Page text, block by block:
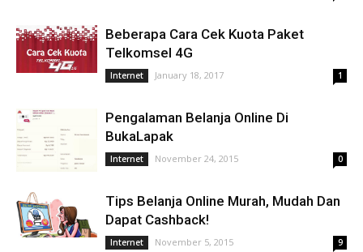
Beberapa Cara Cek Kuota Paket
Telkomsel 4G
Internet January 18, 2017 1
Pengalaman Belanja Online Di
BukaLapak
Internet November 24, 2015 0
Tips Belanja Online Murah, Mudah Dan
Dapat Cashback!
Internet November 5, 2015 9